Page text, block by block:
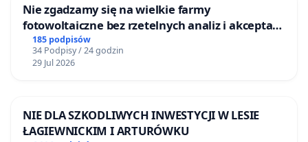
Nie zgadzamy się na wielkie farmy
fotowoltaiczne bez rzetelnych analiz i akceptacji
mieszkańców
185 podpisów
34 Podpisy / 24 godzin
29 Jul 2026
NIE DLA SZKODLIWYCH INWESTYCJI W LESIE
ŁAGIEWNICKIM I ARTURÓWKU